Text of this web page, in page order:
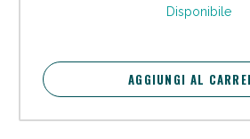
Disponibile
AGGIUNGI AL